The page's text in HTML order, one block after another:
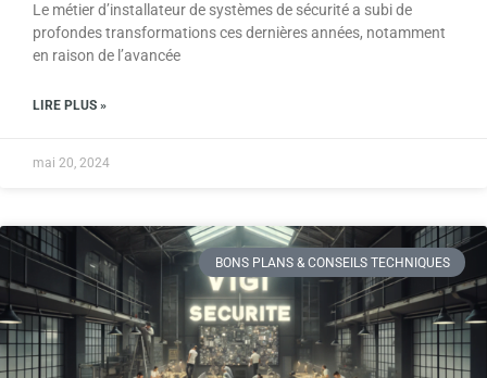
Le métier d’installateur de systèmes de sécurité a subi de
profondes transformations ces dernières années, notamment
en raison de l’avancée
LIRE PLUS »
mai 20, 2024
BONS PLANS & CONSEILS TECHNIQUES